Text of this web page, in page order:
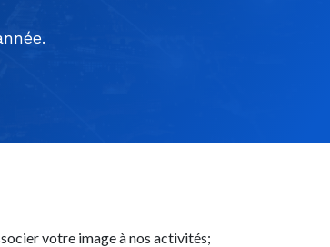
votre image à nos activités;